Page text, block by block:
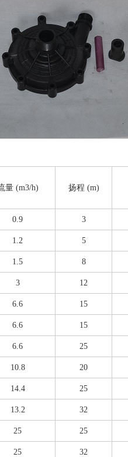
量 (m3/h)
扬程 (m)
0.9 3
1.2 5
1.5 8
3 12
6.6 15
6.6 15
6.6 25
10.8 20
14.4 25
13.2 32
25 25
25 32